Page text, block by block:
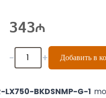
343
- + Добавить в
LX750-BKDSNMP-G-1